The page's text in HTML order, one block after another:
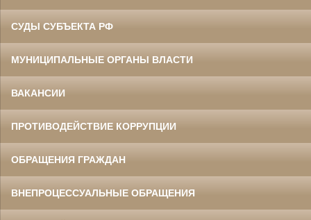
СУДЫ СУБЪЕКТА РФ
МУНИЦИПАЛЬНЫЕ ОРГАНЫ ВЛАСТИ
ВАКАНСИИ
ПРОТИВОДЕЙСТВИЕ КОРРУПЦИИ
ОБРАЩЕНИЯ ГРАЖДАН
ВНЕПРОЦЕССУАЛЬНЫЕ ОБРАЩЕНИЯ